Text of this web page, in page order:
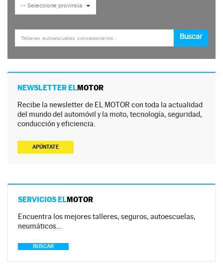
NEWSLETTER ELMOTOR
Recibe la newsletter de EL MOTOR con toda la actualidad
del mundo del automóvil y la moto, tecnología, seguridad,
conducción y eficiencia.
APÚNTATE
SERVICIOS ELMOTOR
Encuentra los mejores talleres, seguros, autoescuelas,
neumáticos…
BUSCAR